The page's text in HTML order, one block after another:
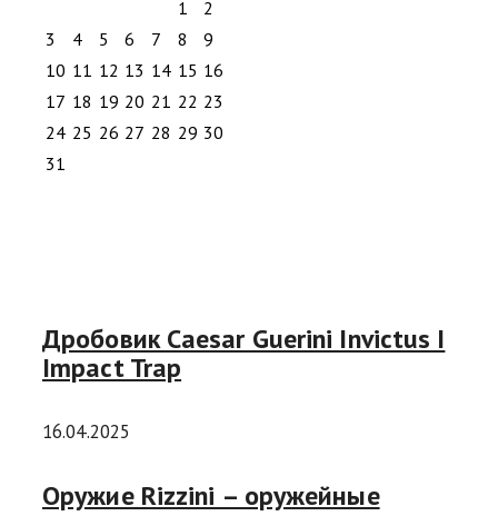
1
2
3
4 5 6 7 8
9
10 11 12 13 14 15 16
17 18 19 20 21 22 23
24 25 26 27 28 29 30
31
Дробовик Caesar Guerini Invictus I
Impact Trap
16.04.2025
Оружие Rizzini – оружейные